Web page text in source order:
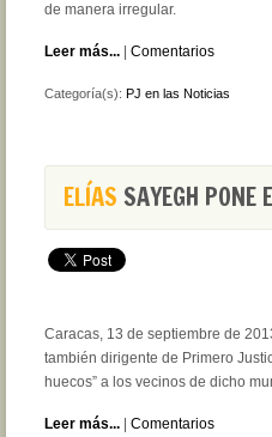
de manera irregular.
Leer más... Comentarios
Categoría(s): PJ en las Noticias
ELÍAS SAYEGH PONE
Caracas, 13 de septiembre de
también dirigente de Primero
huecos” a los vecinos de dicho
Leer más... Comentarios